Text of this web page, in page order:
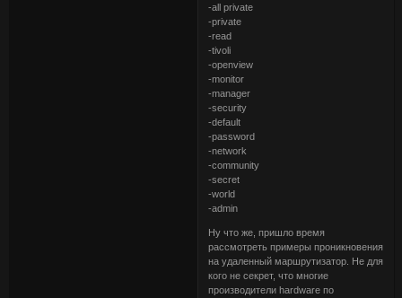
-all private
-private
-read
-tivoli
-openview
-monitor
-manager
-security
-default
-password
-network
-community
-secret
-world
-admin
Ну что же, пришло время
рассмотреть примеры проникновения
на удаленный маршрутизатор. Не для
кого не секрет, что многие
производители hardware по